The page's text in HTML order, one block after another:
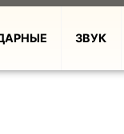
ЗВУК